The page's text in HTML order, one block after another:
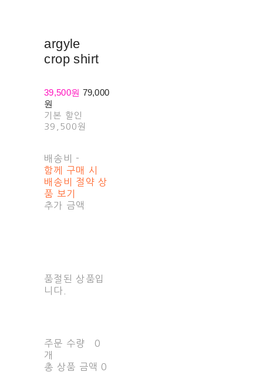
argyle
crop shirt
39,500원 79,000
원
기본 할인
39,500원
배송비 -
함께 구매 시
배송비 절약 상
품 보기
추가 금액
품절된 상품입
니다.
주문 수량
0
개
총 상품 금액 0